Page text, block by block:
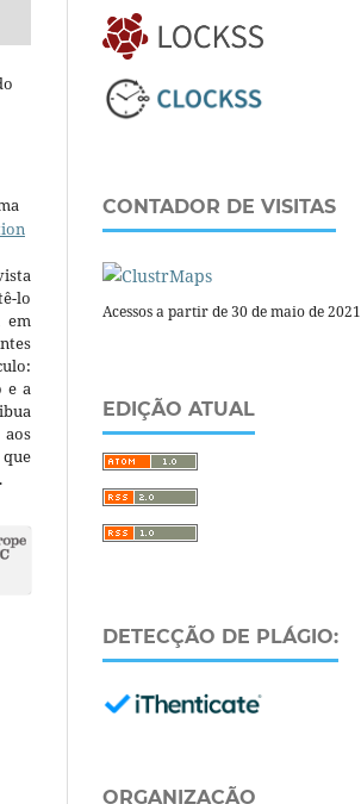
lo
em
e a
CONTADOR DE VISITAS
Acessos a partir de 30 de maio de 2021
EDIÇÃO ATUAL
DETECÇÃO DE PLÁGIO:
ORGANIZAÇÃO